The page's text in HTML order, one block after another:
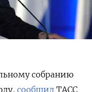
собранию
сообщил ТАСС